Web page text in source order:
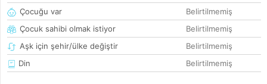
Çocuğu var
Belirtilmemiş
Çocuk sahibi olmak istiyor
Belirtilmemiş
Aşk için şehir/ülke değiştir
Belirtilmemiş
Din
Belirtilmemiş